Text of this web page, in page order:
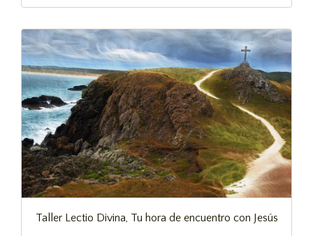
Taller Lectio Divina, Tu hora de encuentro con Jesús